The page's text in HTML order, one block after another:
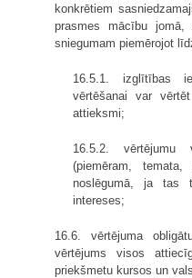
konkrētiem
prasmes mācību jomā,
sniegumam piemērojot
16.5.1. izglītības
vērtēšanai var
attieksmi;
16.5.2. vērtējumu
(piemēram,
noslēgumā, ja tas
intereses;
16.6. vērtējuma
vērtējums visos
priekšmetu kursos un